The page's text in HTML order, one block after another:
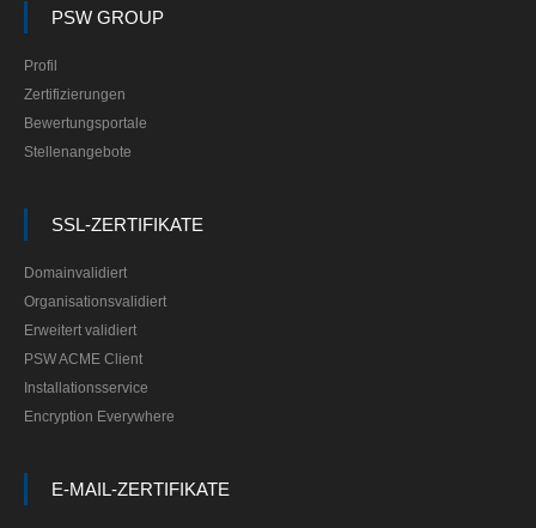
PSW GROUP
Profil
Zertifizierungen
Bewertungsportale
Stellenangebote
SSL-ZERTIFIKATE
Domainvalidiert
Organisationsvalidiert
Erweitert validiert
PSW ACME Client
Installationsservice
Encryption Everywhere
E-MAIL-ZERTIFIKATE